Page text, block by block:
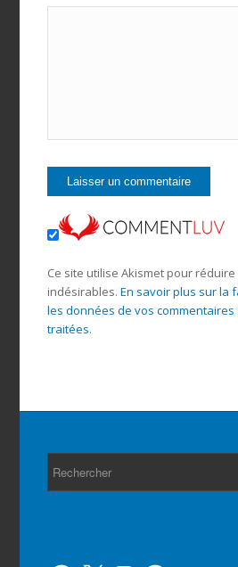
Ce site utilise Akismet pour réduire
indésirables. En savoir plus sur la
les données de vos commentaires
traitées.